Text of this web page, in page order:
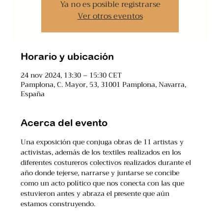
Ya no es posible registrarse
Ver otros eventos
Horario y ubicación
24 nov 2024, 13:30 – 15:30 CET
Pamplona, C. Mayor, 53, 31001 Pamplona, Navarra,
España
Acerca del evento
Una exposición que conjuga obras de 11 artistas y
activistas, además de los textiles realizados en los
diferentes costureros colectivos realizados durante el
año donde tejerse, narrarse y juntarse se concibe
como un acto político que nos conecta con las que
estuvieron antes y abraza el presente que aún
estamos construyendo.